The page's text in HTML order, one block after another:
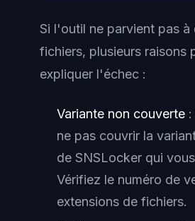
Si l'outil ne parvient pas
fichiers, plusieurs raisons
expliquer l'échec :
Variante non couverte
ne pas couvrir la
de SNSLocker qui
Vérifiez le numéro de
extensions de fichiers.